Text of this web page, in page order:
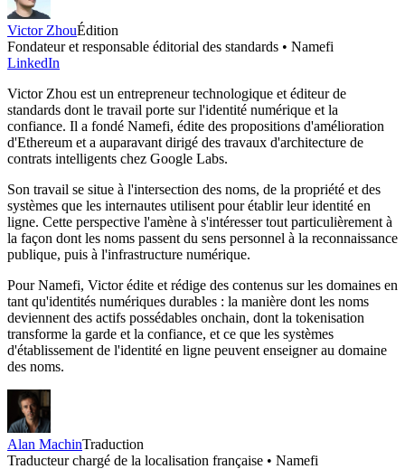
Victor ZhouÉdition
Fondateur et responsable éditorial des standards • Namefi
LinkedIn
Victor Zhou est un entrepreneur technologique et éditeur de
standards dont le travail porte sur l'identité numérique et la
confiance. Il a fondé Namefi, édite des propositions d'amélioration
d'Ethereum et a auparavant dirigé des travaux d'architecture de
contrats intelligents chez Google Labs.
Son travail se situe à l'intersection des noms, de la propriété et des
systèmes que les internautes utilisent pour établir leur identité en
ligne. Cette perspective l'amène à s'intéresser tout particulièrement à
la façon dont les noms passent du sens personnel à la reconnaissance
publique, puis à l'infrastructure numérique.
Pour Namefi, Victor édite et rédige des contenus sur les domaines en
tant qu'identités numériques durables : la manière dont les noms
deviennent des actifs possédables onchain, dont la tokenisation
transforme la garde et la confiance, et ce que les systèmes
d'établissement de l'identité en ligne peuvent enseigner au domaine
des noms.
Alan MachinTraduction
Traducteur chargé de la localisation française • Namefi